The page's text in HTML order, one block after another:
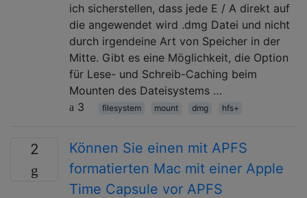
ich sicherstellen, dass jede E / A direkt auf
die angewendet wird .dmg Datei und nicht
durch irgendeine Art von Speicher in der
Mitte. Gibt es eine Möglichkeit, die Option
für Lese- und Schreib-Caching beim
Mounten des Dateisystems …
3
filesystem mount dmg hfs+
2
Können Sie einen mit APFS
formatierten Mac mit einer Apple
Time Capsule vor APFS